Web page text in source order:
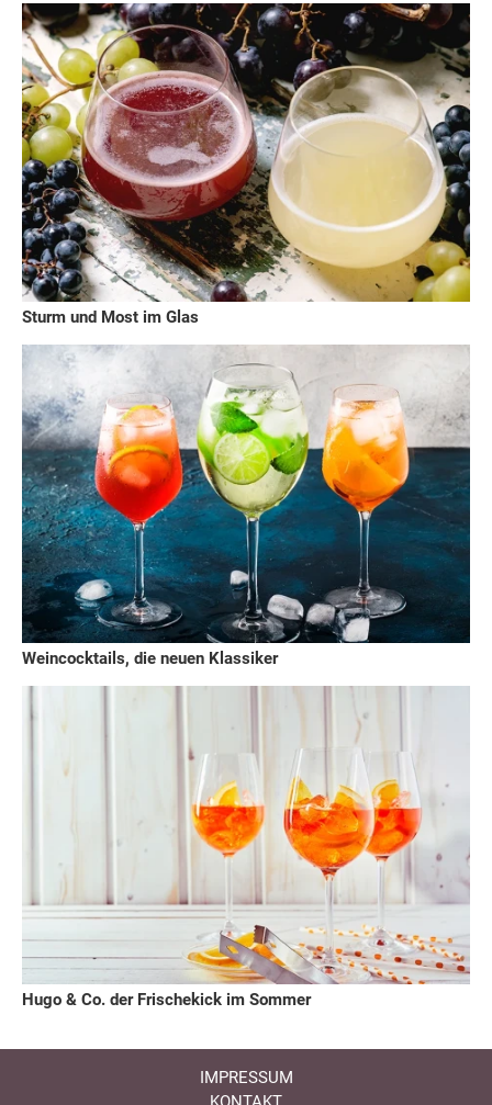
Sturm und Most im Glas
Weincocktails, die neuen Klassiker
Hugo & Co. der Frischekick im Sommer
IMPRESSUM